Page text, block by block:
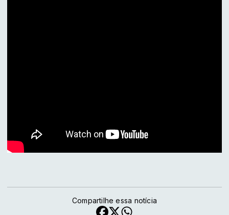
Compartilhe essa notícia